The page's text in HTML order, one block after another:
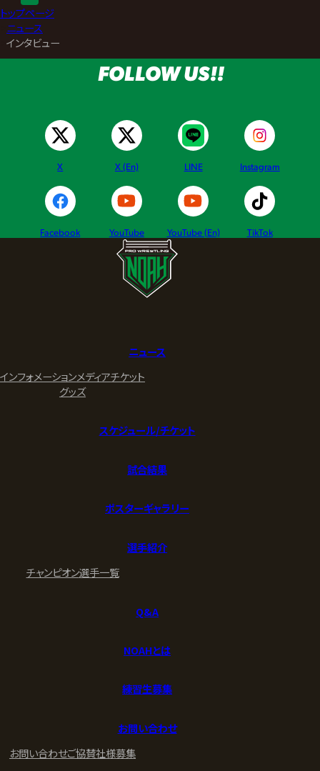
トップページ
ニュース
インタビュー
FOLLOW US!!
X X (En) LINE Instagram
Facebook YouTube YouTube (En) TikTok
ニュース
インフォメーションメディアチケット
グッズ
スケジュール/チケット
試合結果
ポスターギャラリー
選手紹介
チャンピオン選手一覧
Q&A
NOAHとは
練習生募集
お問い合わせ
お問い合わせご協賛社様募集